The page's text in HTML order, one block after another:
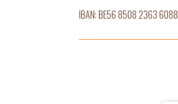
IBAN: BE56 8508 2363 6088